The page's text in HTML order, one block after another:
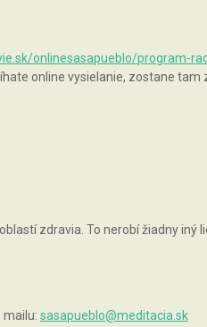
onlinesasapueblo/program-
online vysielanie, zostane tam
zdravia. To nerobí žiadny iný
mailu: sasapueblo@meditacia.sk